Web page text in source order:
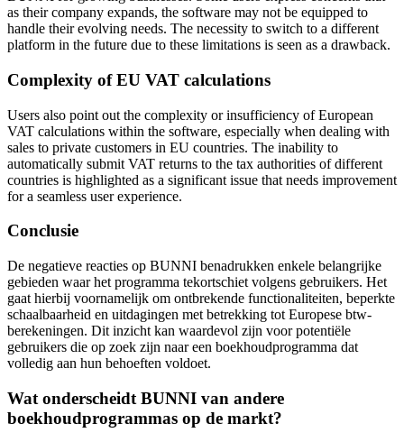
as their company expands, the software may not be equipped to
handle their evolving needs. The necessity to switch to a different
platform in the future due to these limitations is seen as a drawback.
Complexity of EU VAT calculations
Users also point out the complexity or insufficiency of European
VAT calculations within the software, especially when dealing with
sales to private customers in EU countries. The inability to
automatically submit VAT returns to the tax authorities of different
countries is highlighted as a significant issue that needs improvement
for a seamless user experience.
Conclusie
De negatieve reacties op BUNNI benadrukken enkele belangrijke
gebieden waar het programma tekortschiet volgens gebruikers. Het
gaat hierbij voornamelijk om ontbrekende functionaliteiten, beperkte
schaalbaarheid en uitdagingen met betrekking tot Europese btw-
berekeningen. Dit inzicht kan waardevol zijn voor potentiële
gebruikers die op zoek zijn naar een boekhoudprogramma dat
volledig aan hun behoeften voldoet.
Wat onderscheidt BUNNI van andere
boekhoudprogrammas op de markt?